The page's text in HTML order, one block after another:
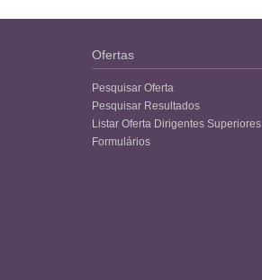
Ofertas
Pesquisar Oferta
Pesquisar Resultados
Listar Oferta Dirigentes Superiores
Formulários